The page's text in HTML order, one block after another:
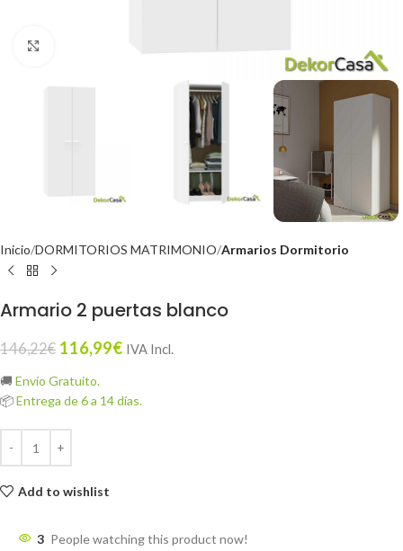
Inicio DORMITORIOS MATRIMONIO Armarios Dormitorio
Armario 2 puertas blanco
146,22€ 116,99€ IVA Incl.
🚚 Envío Gratuito.
📦Entrega de 6 a 14 días.
Add to wishlist
3 People watching this product now!